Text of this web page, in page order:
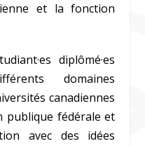
et la fonction
diplômé·es
domaines
canadiennes
publique fédérale et
avec des idées